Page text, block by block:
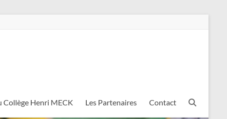
Collège Henri MECK Les Partenaires Contact